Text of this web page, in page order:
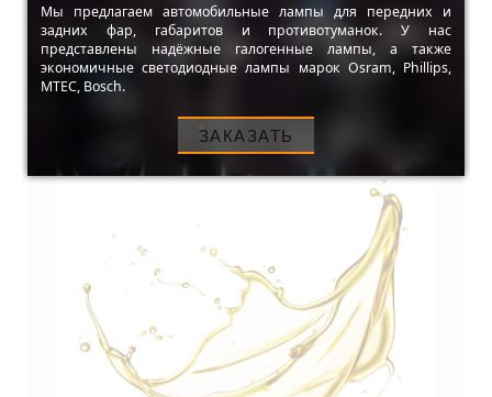
Мы предлагаем автомобильные лампы для передних и
задних фар, габаритов и противотуманок. У нас
представлены надёжные галогенные лампы, а также
экономичные светодиодные лампы марок Osram, Phillips,
MTEC, Bosch.
ЗАКАЗАТЬ